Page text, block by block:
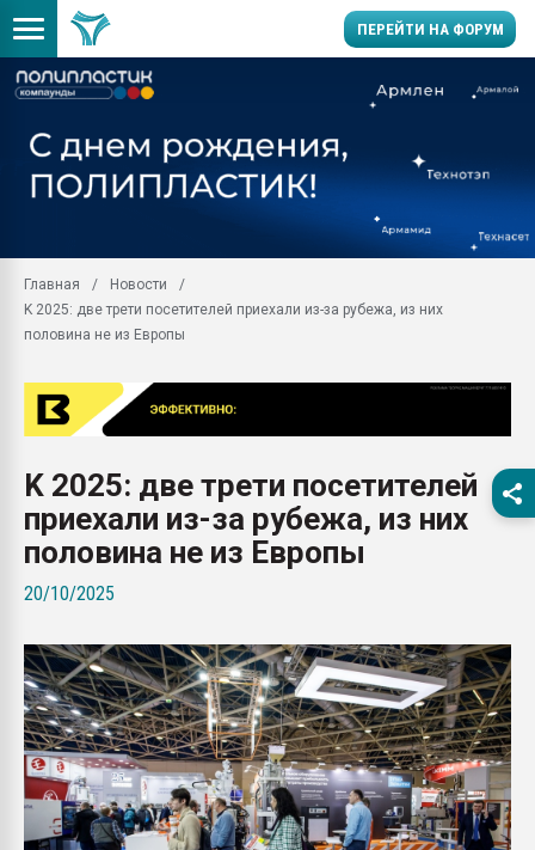
ПЕРЕЙТИ НА ФОРУМ
Вакуум-формовочные
28.07.2026
Всё, что касается
вакуумного
Продам отходы
поликарбоната и АБС-
Главная
Новости
K 2025: две трети посетителей приехали из-за рубежа, из них
половина не из Европы
K 2025: две трети посетителей
приехали из-за рубежа, из них
половина не из Европы
20/10/2025